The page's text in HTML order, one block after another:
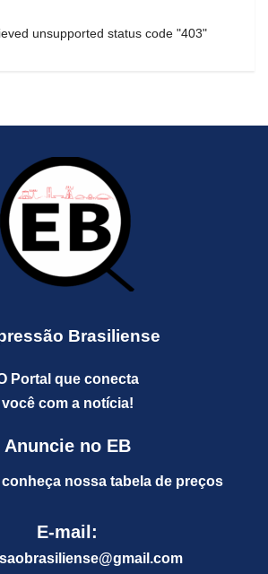
unsupported status code "403"
Brasiliense
Portal que conecta
você com a notícia!
Anuncie no EB
nossa tabela de preços
E-mail:
ail.com